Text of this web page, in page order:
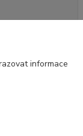
informace